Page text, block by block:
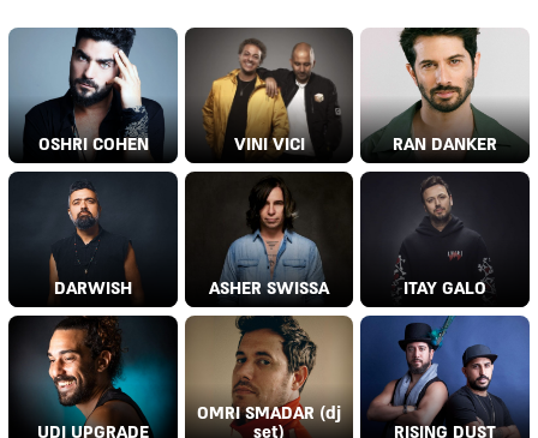
RAN DANKER
VINI VICI
OSHRI COHEN
ITAY GALO
ASHER SWISSA
DARWISH
RISING DUST
OMRI SMADAR (dj
set)
UDI UPGRADE